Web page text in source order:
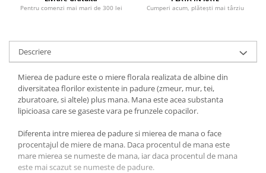
Carti pentru Adolescenti, Young
Literatura Romana
Literatura Universala
Poezie
Romane de dragoste, Carti
Senzatii/Dragoste
Senzatii/Erotic
Pentru comenzi mai mari de 300 lei Cumperi acum, plătești mai târziu
Descriere
Mierea de padure este o miere florala realizata de albine din
diversitatea florilor existente in padure (zmeur, mur, tei,
zburatoare, si altele) plus mana. Mana este acea substanta
lipicioasa care se gaseste vara pe frunzele copacilor.
Diferenta intre mierea de padure si mierea de mana o face
procentajul de miere de mana. Daca procentul de mana este
mare mierea se numeste de mana, iar daca procentul de mana
este mai scazut se numeste de padure.